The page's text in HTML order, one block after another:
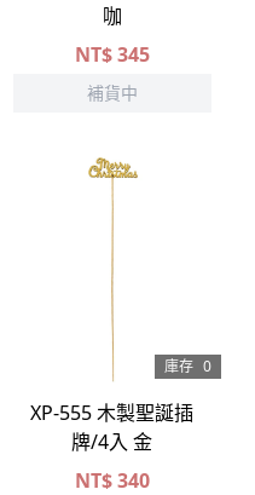
咖
NT$345
補貨中
庫存 0
XP-555 木製聖誕插
牌/4入 金
NT$340